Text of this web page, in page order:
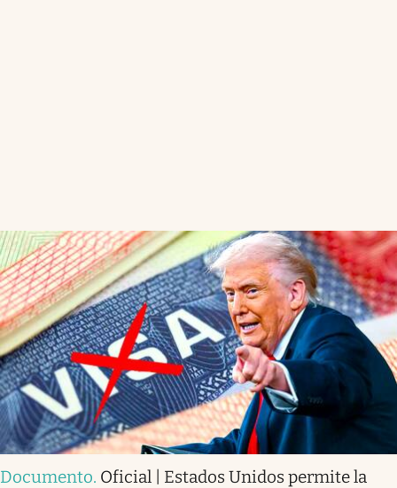
Documento. Oficial | Estados Unidos permite la